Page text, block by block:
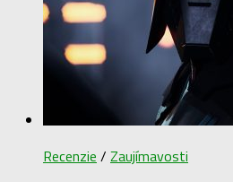
Recenzie / Zaujímavosti